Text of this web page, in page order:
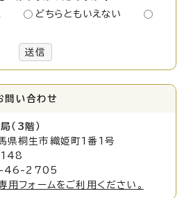
どちらともいえない
送信
問い合わせ
（3階）
桐生市織姫町1番1号
46-2705
用フォームをご利用ください。